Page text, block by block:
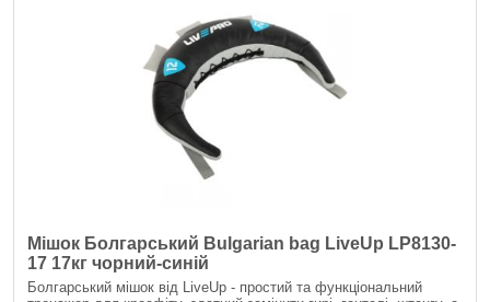
Мішок Болгарський Bulgarian bag LiveUp LP8130-
17 17кг чорний-синій
Болгарський мішок від LiveUp - простий та функціональний